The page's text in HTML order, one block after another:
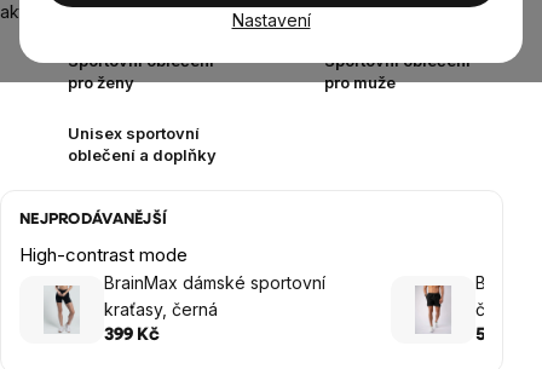
Nastavení
aktivitách od jógy až po běh nebo cyklistiku. Zobrazit více
Sportovní oblečení
pro ženy
Sportovní oblečení
pro muže
Unisex sportovní
oblečení a doplňky
NEJPRODÁVANĚJŠÍ
High-contrast mode
BrainMax dámské sportovní
kraťasy, černá
399 Kč
černé
549 Kč